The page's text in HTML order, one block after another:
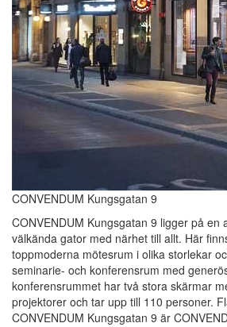
CONVENDUM Kungsgatan 9
CONVENDUM Kungsgatan 9 ligger på en
välkända gator med närhet till allt. Här
toppmoderna mötesrum i olika storlekar
seminarie- och konferensrum med
konferensrummet har två stora skärmar
projektorer och tar upp till 110 personer.
CONVENDUM Kungsgatan 9 är